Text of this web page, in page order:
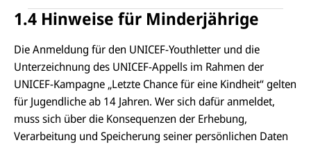
1.4 Hinweise für Minderjährige
Die Anmeldung für den UNICEF-Youthletter und die
Unterzeichnung des UNICEF-Appells im Rahmen der
UNICEF-Kampagne „Letzte Chance für eine Kindheit“ gelten
für Jugendliche ab 14 Jahren. Wer sich dafür anmeldet,
muss sich über die Konsequenzen der Erhebung,
Verarbeitung und Speicherung seiner persönlichen Daten